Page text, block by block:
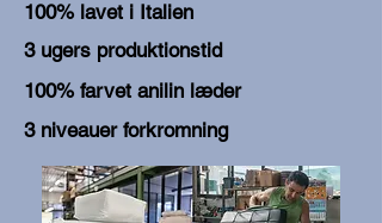
100% lavet i Italien
3 ugers produktionstid
100% farvet anilin læder
3 niveauer forkromning